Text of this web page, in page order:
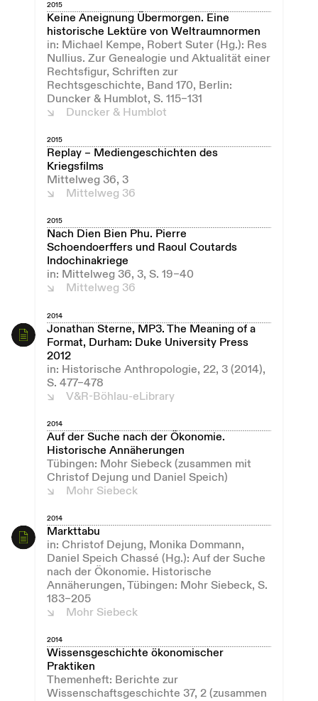
2015
Keine Aneignung Übermorgen. Eine
historische Lektüre von Weltraumnormen
in: Michael Kempe, Robert Suter (Hg.): Res
Nullius. Zur Genealogie und Aktualität einer
Rechtsfigur, Schriften zur
Rechtsgeschichte, Band 170, Berlin:
Duncker & Humblot, S. 115–131
Duncker & Humblot
2015
Replay – Mediengeschichten des
Kriegsfilms
Mittelweg 36, 3
Mittelweg 36
2015
Nach Dien Bien Phu. Pierre
Schoendoerffers und Raoul Coutards
Indochinakriege
in: Mittelweg 36, 3, S. 19–40
Mittelweg 36
2014
Jonathan Sterne, MP3. The Meaning of a
Format, Durham: Duke University Press
2012
in: Historische Anthropologie, 22, 3 (2014),
S. 477–478
V&R-Böhlau-eLibrary
2014
Auf der Suche nach der Ökonomie.
Historische Annäherungen
Tübingen: Mohr Siebeck (zusammen mit
Christof Dejung und Daniel Speich)
Mohr Siebeck
2014
Markttabu
in: Christof Dejung, Monika Dommann,
Daniel Speich Chassé (Hg.): Auf der Suche
nach der Ökonomie. Historische
Annäherungen, Tübingen: Mohr Siebeck, S.
183–205
Mohr Siebeck
2014
Wissensgeschichte ökonomischer
Praktiken
Themenheft: Berichte zur
Wissenschaftsgeschichte 37, 2 (zusammen